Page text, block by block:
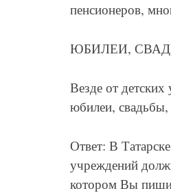
пенсионеров,
ЮБИЛЕИ,
Везде от
юбилеи, свадьбы,
Ответ: В
учреждений
котором Вы